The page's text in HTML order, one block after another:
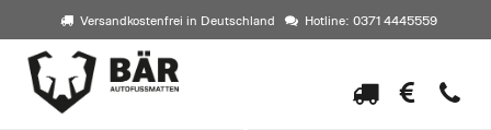
Versandkostenfrei in Deutschland Hotline: 0371 4445559
Direkt
zum
Inhalt